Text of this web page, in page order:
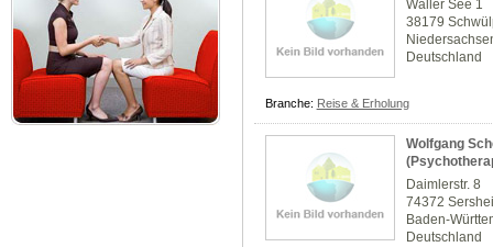
Waller See 1
38179
Deutschland
Branche: Reise & Erholung
Wolfgang
Daimlerstr. 8
74372
Baden-
Deutschland